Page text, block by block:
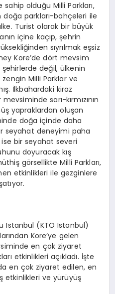
olduğu Milli Parkları,
parkları-bahçeleri ile
Turist olarak bir büyük
içine kaçıp, şehrin
sıyrılmak eşsiz
Kore’de dört mevsim
değil, ülkenin
Milli Parklar ve
İlkbahardaki kiraz
sarı-kırmızının
yapraklardan oluşan
doğa içinde daha
seyahat deneyimi paha
bir seyahat severi
doyuracak kış
görsellikte Milli Parkları,
etkinlikleri ile gezginlere
Istanbul (KTO Istanbul)
Kore’ye gelen
en çok ziyaret
etkinlikleri açıkladı. İşte
en çok ziyaret edilen, en
etkinlikleri ve yürüyüş